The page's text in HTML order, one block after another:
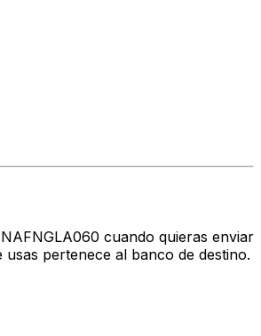
cuando quieras enviar
pertenece al banco de destino.